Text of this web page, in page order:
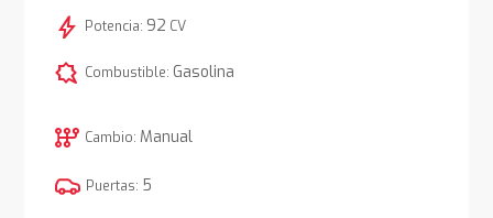
bolt Potencia: 92 CV
comic_bubble Combustible: Gasolina
auto_transmission Cambio: Manual
Puertas: 5